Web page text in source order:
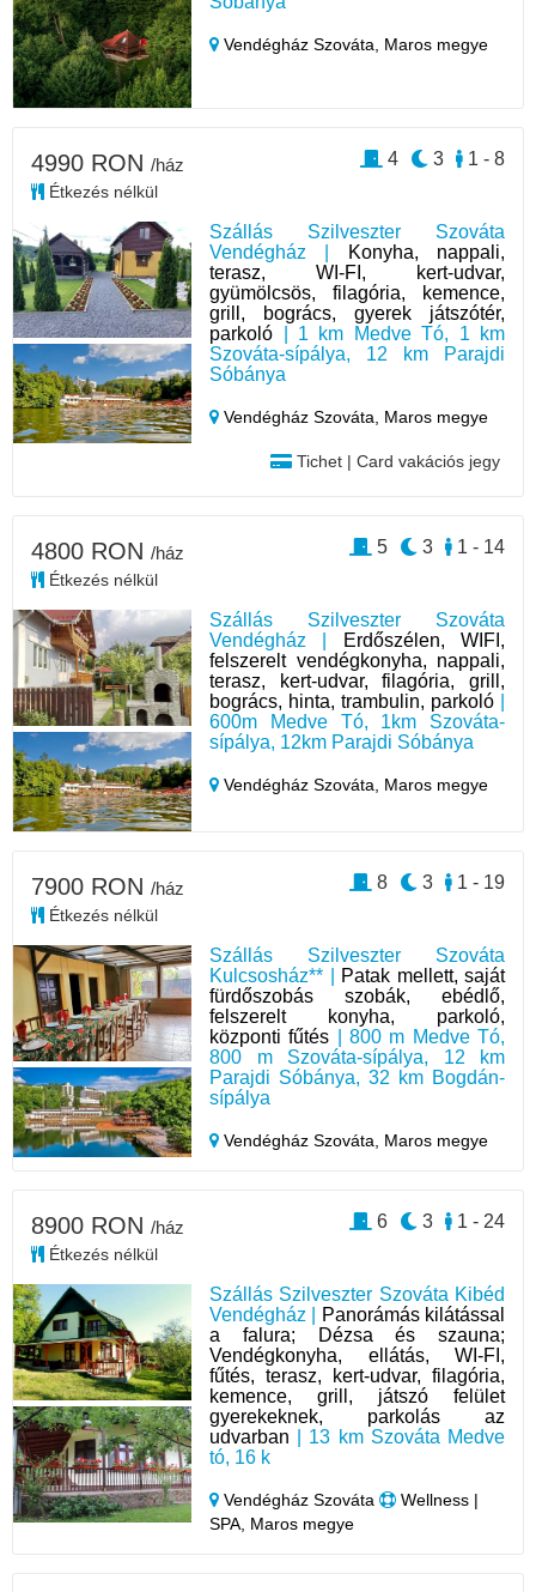
Vendégház Szováta, Maros megye
Szállás Szilveszter Szováta
Vendégház |
Konyha, nappali,
terasz, WI-FI, kert-udvar,
gyümölcsös, filagória, kemence,
grill, bogrács, gyerek játszótér,
parkoló | 1 km Medve Tó, 1 km
Szováta-sípálya, 12 km Parajdi
Sóbánya
Vendégház Szováta, Maros megye
Tichet | Card vakációs jegy
4990 RON /ház
Étkezés nélkül
1 - 8
3
4
Szállás Szilveszter Szováta
Vendégház |
Erdőszélen, WIFI,
felszerelt vendégkonyha, nappali,
terasz, kert-udvar, filagória, grill,
bogrács, hinta, trambulin, parkoló
600m Medve Tó, 1km Szováta-
sípálya, 12km Parajdi Sóbánya
Vendégház Szováta, Maros megye
4800 RON /ház
Étkezés nélkül
1 - 14
3
5
Szállás Szilveszter Szováta
Kulcsosház** |
Patak mellett, saját
fürdőszobás szobák, ebédlő,
felszerelt konyha, parkoló,
központi fűtés | 800 m Medve Tó,
800 m Szováta-sípálya, 12 km
Parajdi Sóbánya, 32 km Bogdán-
sípálya
Vendégház Szováta, Maros megye
7900 RON /ház
Étkezés nélkül
1 - 19
3
8
Szállás Szilveszter Szováta Kibéd
Vendégház |
Panorámás kilátással
a falura; Dézsa és szauna;
Vendégkonyha, ellátás, WI-FI,
fűtés, terasz, kert-udvar, filagória,
kemence, grill, játszó felület
gyerekeknek, parkolás az
udvarban | 13 km Szováta Medve
tó, 16 k
Vendégház Szováta
Wellness |
SPA, Maros megye
8900 RON /ház
Étkezés nélkül
1 - 24
3
6